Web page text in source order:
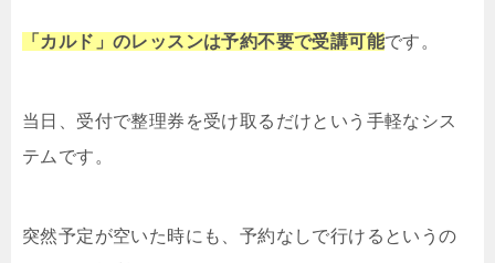
「カルド」のレッスンは予約不要で受講可能です。
当日、受付で整理券を受け取るだけという手軽なシス
テムです。
突然予定が空いた時にも、予約なしで行けるというの